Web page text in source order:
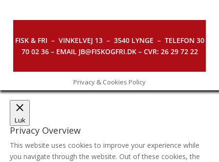
FISK & FRI – VINKELVEJ 13 – 3540 LYNGE – TELEFON 30
70 02 36 – EMAIL JB@FISKOGFRI.DK – CVR: 26 29 72 22
Privacy & Cookies Policy
Luk
Privacy Overview
This website uses cookies to improve your experience while
you navigate through the website. Out of these cookies, the